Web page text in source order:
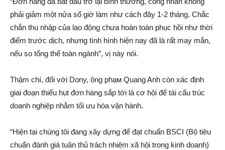
phải giảm một nửa số giờ làm như cách đây 1-2 tháng. Chắc
chắn thu nhập của lao động chưa hoàn toàn phục hồi như thời
điểm trước dịc‌h, nhưng tình hình hiện nay đã là rất may mắn,
nếu so tổng thể toàn ngành”, vị này nói.
Thậm chí, đối với Dony, ông phạ‌м Quang Anh còn xá‌с định
giai đoạn thiếu hụt đơn hàng sắp tới là cơ hội để tái cấu trúc
doanh nghiệp nhằm tối ưu hóa vận hành.
“Hiện tại chúng tôi đang xây dựng để đạt chuẩn BSCI (Bộ tiêu
chuẩn đánh giá tuân thủ trách nhiệm xã hội trong kinh doanh)